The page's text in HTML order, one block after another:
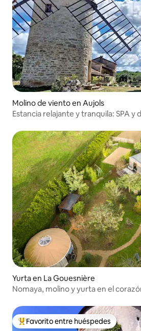
Molino de viento en Aujols
Estancia relajante y tranquila: SPA y
Yurta en La Gouesnière
Nomaya, molino y yurta en el
Favorito entre huéspedes preferido
Favorito entre huéspedes